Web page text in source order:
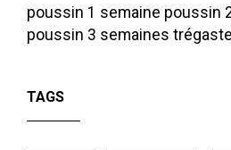
poussin 1 semaine poussin
poussin 3 semaines trégastel
TAGS